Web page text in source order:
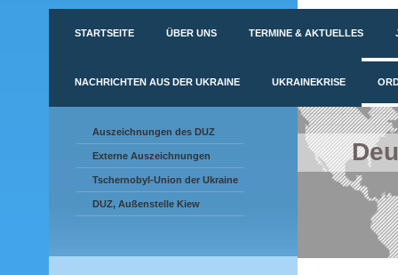
STARTSEITE ÜBER UNS TERMINE & AKTUELLES
NACHRICHTEN AUS DER UKRAINE UKRAINEKRISE
Auszeichnungen des DUZ
Externe Auszeichnungen
Tschernobyl-Union der Ukraine
DUZ, Außenstelle Kiew